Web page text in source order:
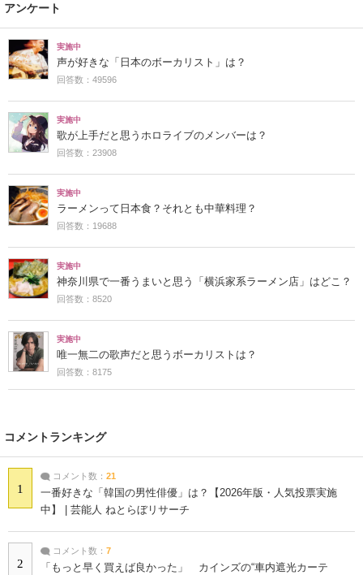
アンケート
実施中
声が好きな「日本のボーカリスト」は？
回答数：49596
実施中
歌が上手だと思うホロライブのメンバーは？
回答数：23908
実施中
ラーメンって日本食？それとも中華料理？
回答数：19688
実施中
神奈川県で一番うまいと思う「横浜家系ラーメン店」はどこ？
回答数：8520
実施中
唯一無二の歌声だと思うボーカリストは？
回答数：8175
コメントランキング
1
コメント数： 21
一番好きな「韓国の男性俳優」は？【2026年版・人気投票実施
中】 | 芸能人 ねとらぼリサーチ
2
コメント数： 7
「もっと早く買えば良かった」 カインズの“車内遮光カーテ